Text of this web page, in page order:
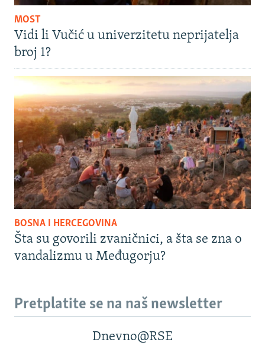
MOST
Vidi li Vučić u univerzitetu neprijatelja
broj 1?
BOSNA I HERCEGOVINA
Šta su govorili zvaničnici, a šta se zna o
vandalizmu u Međugorju?
Pretplatite se na naš newsletter
Dnevno@RSE